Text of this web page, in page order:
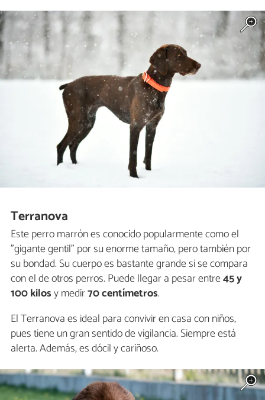
Terranova
Este perro marrón es conocido popularmente como el
"gigante gentil" por su enorme tamaño, pero también por
su bondad. Su cuerpo es bastante grande si se compara
con el de otros perros. Puede llegar a pesar entre45 y
100 kilosy medir70 centímetros.
El Terranova es ideal para convivir en casa con niños,
pues tiene un gran sentido de vigilancia. Siempre está
alerta. Además, es dócil y cariñoso.